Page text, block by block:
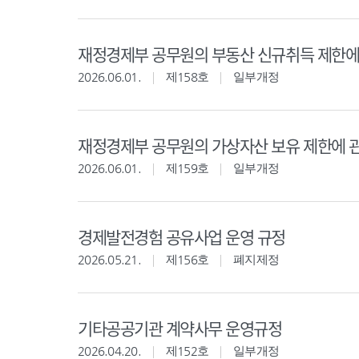
재정경제부 공무원의 부동산 신규취득 제한
2026.06.01. 제158호 일부개정
재정경제부 공무원의 가상자산 보유 제한에
2026.06.01. 제159호 일부개정
경제발전경험 공유사업 운영 규정
2026.05.21. 제156호 폐지제정
기타공공기관 계약사무 운영규정
2026.04.20. 제152호 일부개정